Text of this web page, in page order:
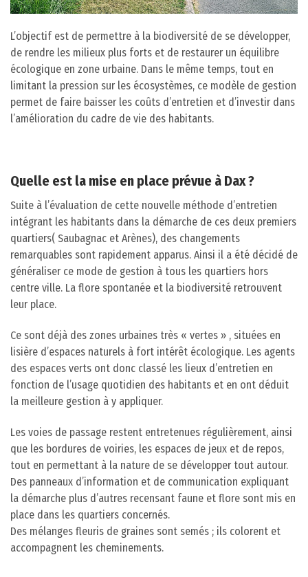
L’objectif est de permettre à la biodiversité de se développer,
de rendre les milieux plus forts et de restaurer un équilibre
écologique en zone urbaine. Dans le même temps, tout en
limitant la pression sur les écosystèmes, ce modèle de gestion
permet de faire baisser les coûts d’entretien et d’investir dans
l’amélioration du cadre de vie des habitants.
Quelle est la mise en place prévue à Dax ?
Suite à l’évaluation de cette nouvelle méthode d’entretien
intégrant les habitants dans la démarche de ces deux premiers
quartiers( Saubagnac et Arènes), des changements
remarquables sont rapidement apparus. Ainsi il a été décidé de
généraliser ce mode de gestion à tous les quartiers hors
centre ville. La flore spontanée et la biodiversité retrouvent
leur place.
Ce sont déjà des zones urbaines très « vertes » , situées en
lisière d’espaces naturels à fort intérêt écologique. Les agents
des espaces verts ont donc classé les lieux d’entretien en
fonction de l’usage quotidien des habitants et en ont déduit
la meilleure gestion à y appliquer.
Les voies de passage restent entretenues régulièrement, ainsi
que les bordures de voiries, les espaces de jeux et de repos,
tout en permettant à la nature de se développer tout autour.
Des panneaux d’information et de communication expliquant
la démarche plus d’autres recensant faune et flore sont mis en
place dans les quartiers concernés.
Des mélanges fleuris de graines sont semés ; ils colorent et
accompagnent les cheminements.